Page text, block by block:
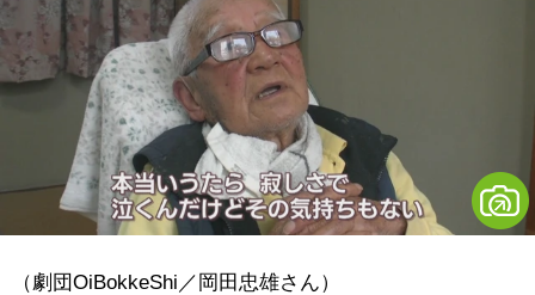
（劇団OiBokkeShi／岡田忠雄さん）